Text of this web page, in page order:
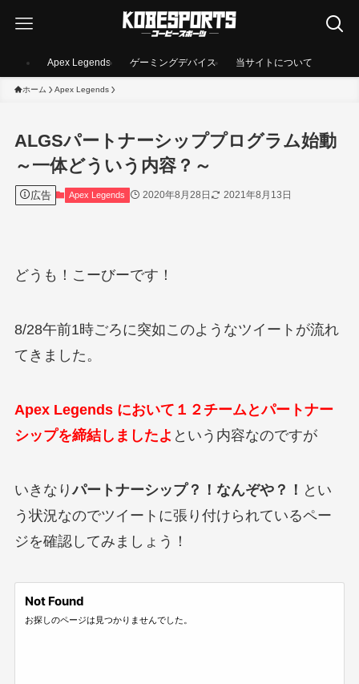
Apex Legends ゲーミングデバイス 当サイトについて
ホーム Apex Legends
ALGSパートナーシッププログラム始動
～一体どういう内容？～
広告 Apex Legends 2020年8月28日 2021年8月13日
どうも！こーびーです！
8/28午前1時ごろに突如このようなツイートが流れ
てきました。
Apex Legends において１２チームとパートナー
シップを締結しましたよ という内容なのですが
いきなりパートナーシップ？！なんぞや？！ とい
う状況なのでツイートに張り付けられているペー
ジを確認してみましょう！